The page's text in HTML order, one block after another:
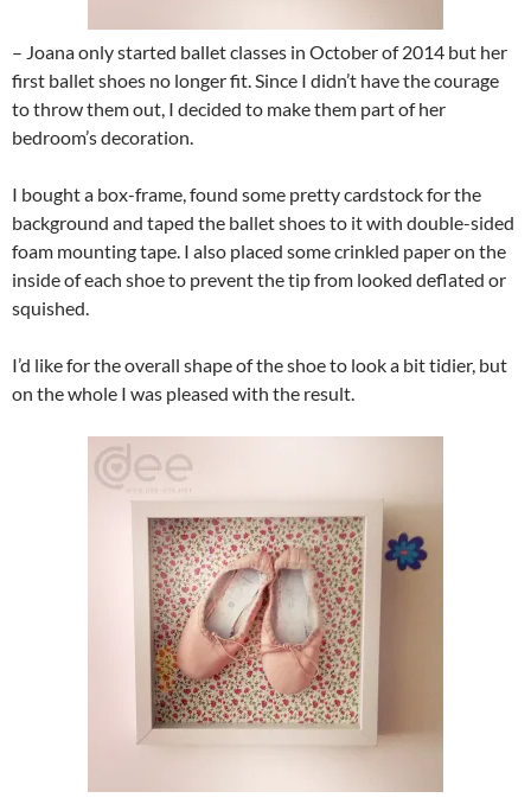
– Joana only started ballet classes in October of 2014 but her
first ballet shoes no longer fit. Since I didn’t have the courage
to throw them out, I decided to make them part of her
bedroom’s decoration.
I bought a box-frame, found some pretty cardstock for the
background and taped the ballet shoes to it with double-sided
foam mounting tape. I also placed some crinkled paper on the
inside of each shoe to prevent the tip from looked deflated or
squished.
I’d like for the overall shape of the shoe to look a bit tidier, but
on the whole I was pleased with the result.